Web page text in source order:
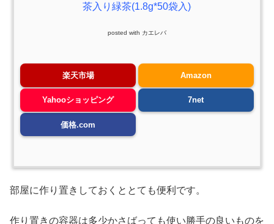
茶入り緑茶(1.8g*50袋入)
posted with カエレバ
楽天市場 Amazon
Yahooショッピング 7net
価格.com
部屋に作り置きしておくととても便利です。
作り置きの容器は多少かさばっても使い勝手の良いものを